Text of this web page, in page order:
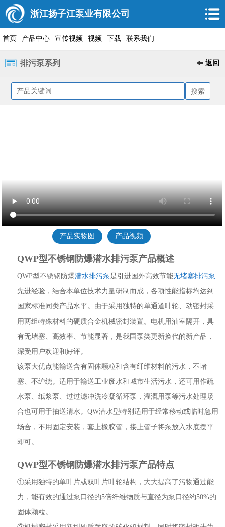
浙江扬子江泵业有限公司
首页 产品中心 宣传视频 视频 下载 联系我们
排污泵系列 返回
产品实物图 产品视频
QWP型不锈钢防爆潜水排污泵产品概述
QWP型不锈钢防爆潜水排污泵是引进国外高效节能无堵塞排污泵
先进经验，结合本单位技术力量研制而成，各项性能指标均达到
国家标准同类产品水平。由于采用独特的单通道叶轮、动密封采
用两组特殊材料的硬质合金机械密封装置。电机用油室隔开，具
有无堵塞、高效率、节能显著，是我国泵类更新换代的新产品，
深受用户欢迎和好评。
该泵大优点能输送含有固体颗粒和含有纤维材料的污水，不堵
塞、不缠绕。适用于输送工业废水和城市生活污水，还可用作疏
水泵、纸浆泵、过过滤冲洗冷凝循环泵，灌溉用泵等污水处理场
合也可用于抽送清水。QW潜水型特别适用于经常移动或临时急用
场合，不用固定安装，套上橡胶管，接上管子将泵放入水底摆平
即可。
QWP型不锈钢防爆潜水排污泵产品特点
①采用独特的单叶片或双叶片叶轮结构，大大提高了污物通过能
力，能有效的通过泵口径的5倍纤维物质与直径为泵口径约50%的
固体颗粒。